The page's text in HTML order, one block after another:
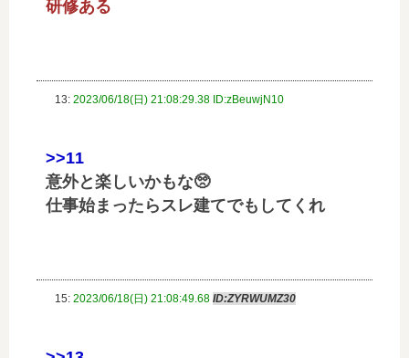
研修ある
13: 2023/06/18(日) 21:08:29.38 ID:zBeuwjN10
>>11
意外と楽しいかもな🥺
仕事始まったらスレ建てでもしてくれ
15: 2023/06/18(日) 21:08:49.68 ID:ZYRWUMZ30